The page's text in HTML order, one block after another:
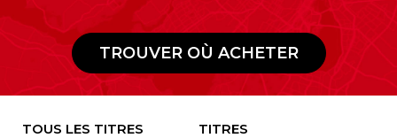
TROUVER OÙ ACHETER
TOUS LES TITRES
TITRES